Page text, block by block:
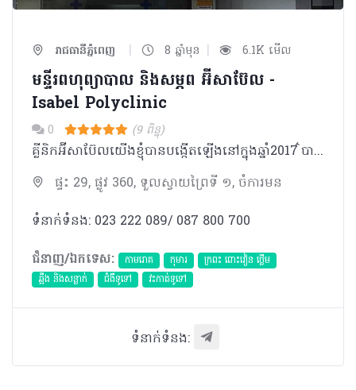
រាជធានីភ្នំពេញ | 8 ឆ្នាំមុន | 6.1K មើល
មន្ទីរពហុព្យាបាល និងសម្ភព អ៊ីសាប៊ែល -
Isabel Polyclinic
0 (9 ពិន្ទុ)
គ្លីនិកអ៊ីសាប៊ែលយើងខ្ញុំបានបង្កើតឡើងនៅក្នុងឆ្នាំ2017 ៌បានបំពាក់ដោយឧបករណ៍បរិក្ខាពេទ្រថ្មីៗទំនើប​ និង ​មានក្រុមវិជ្ជបណ្ឌិតមានជំនាញ ប្រកបដោយភាពទុក្ខចិត្ត ។
ផ្ទះ 29, ផ្លូវ 360, ទួលស្វាយព្រៃទី ១, ចំការមន
ទំនាក់ទំនង: 023 222 089/ 087 800 700
ជំនាញ/ឯកទេស:
កាមរោគ កុមារ
ក្រពះ ពោះវៀន ថ្លើម
ឆ្អឹង និងសន្លាក់
ជំងឺទូទៅ វះកាត់ទូទៅ
ទំនាក់ទំនង: